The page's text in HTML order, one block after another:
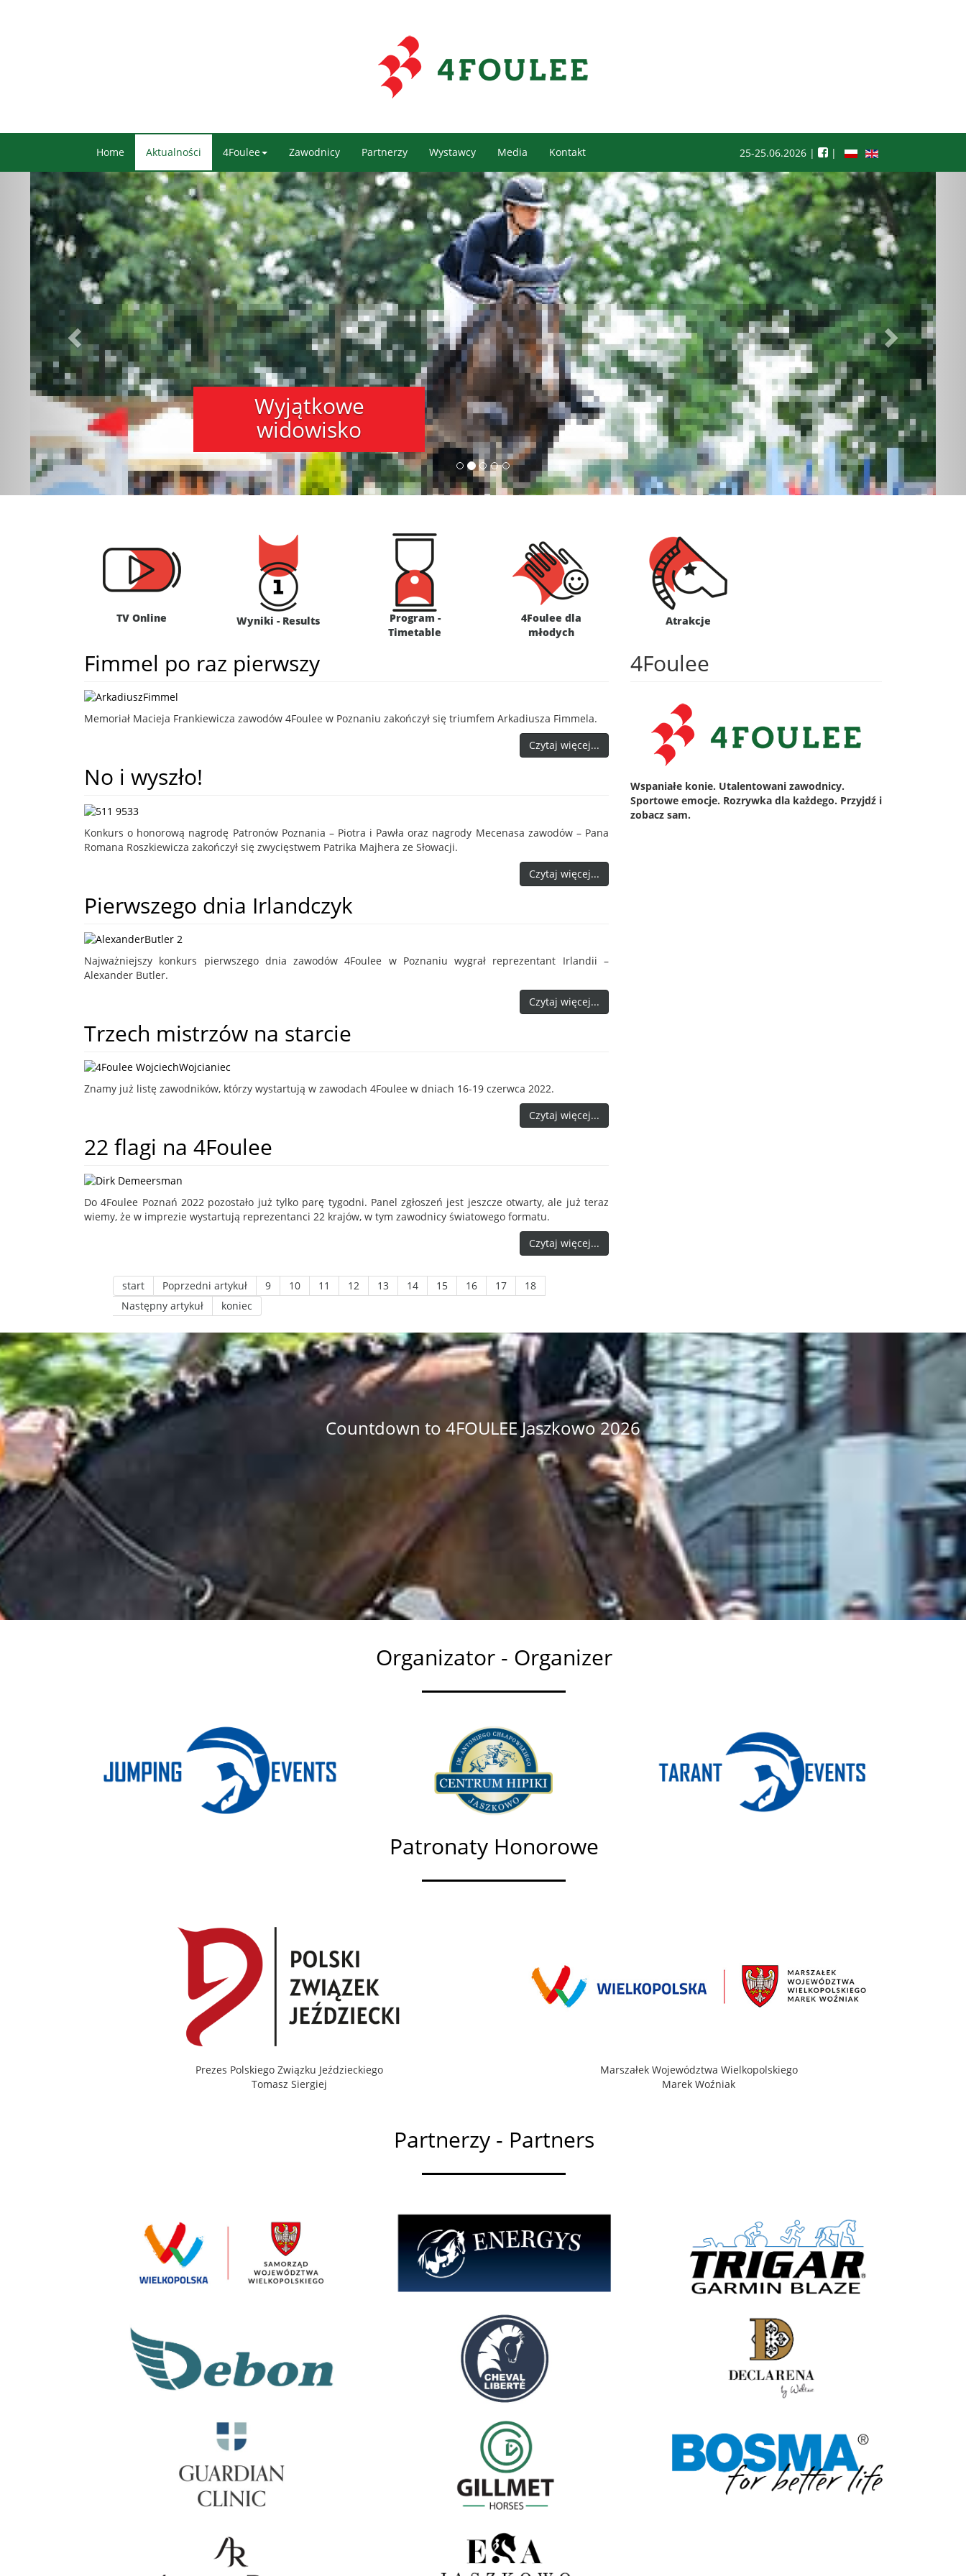
Home Aktualności 4Foulee Zawodnicy Partnerzy Wystawcy Media Kontakt 25-25.06.2026 | |
Wyjątkowe
widowisko
TV Online Wyniki - Results
Program -
Timetable
4Foulee dla
młodych
Atrakcje
Fimmel po raz pierwszy
Memoriał Macieja Frankiewicza zawodów 4Foulee w Poznaniu zakończył się triumfem Arkadiusza Fimmela.
Czytaj więcej...
No i wyszło!
Konkurs o honorową nagrodę Patronów Poznania – Piotra i Pawła oraz nagrody Mecenasa zawodów – Pana
Romana Roszkiewicza zakończył się zwycięstwem Patrika Majhera ze Słowacji.
Czytaj więcej...
Pierwszego dnia Irlandczyk
Najważniejszy konkurs pierwszego dnia zawodów 4Foulee w Poznaniu wygrał reprezentant Irlandii –
Alexander Butler.
Czytaj więcej...
Trzech mistrzów na starcie
Znamy już listę zawodników, którzy wystartują w zawodach 4Foulee w dniach 16-19 czerwca 2022.
Czytaj więcej...
22 flagi na 4Foulee
Do 4Foulee Poznań 2022 pozostało już tylko parę tygodni. Panel zgłoszeń jest jeszcze otwarty, ale już teraz
wiemy, że w imprezie wystartują reprezentanci 22 krajów, w tym zawodnicy światowego formatu.
Czytaj więcej...
start Poprzedni artykuł 9 10 11 12 13 14 15 16 17
18
Następny artykuł
koniec
4Foulee
Wspaniałe konie. Utalentowani zawodnicy.
Sportowe emocje. Rozrywka dla każdego. Przyjdź i
zobacz sam.
Countdown to 4FOULEE Jaszkowo 2026
Organizator - Organizer
Patronaty Honorowe
Prezes Polskiego Związku Jeździeckiego
Tomasz Siergiej
Marszałek Województwa Wielkopolskiego
Marek Woźniak
Partnerzy - Partners